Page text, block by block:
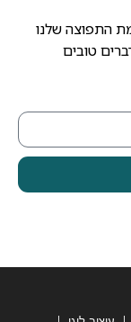
התפוצה שלנו
טובים